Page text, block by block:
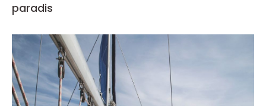
paradis